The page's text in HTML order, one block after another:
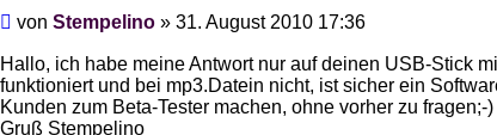
Beitrag
von Stempelino » 31. August 2010 17:36
Hallo, ich habe meine Antwort nur auf deinen USB-Stick
funktioniert und bei mp3.Datein nicht, ist sicher ein
Kunden zum Beta-Tester machen, ohne vorher zu fragen;-)
Gruß Stempelino